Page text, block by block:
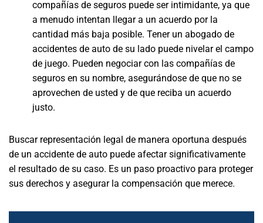
compañías de seguros puede ser intimidante, ya que
a menudo intentan llegar a un acuerdo por la
cantidad más baja posible. Tener un abogado de
accidentes de auto de su lado puede nivelar el campo
de juego. Pueden negociar con las compañías de
seguros en su nombre, asegurándose de que no se
aprovechen de usted y de que reciba un acuerdo
justo.
Buscar representación legal de manera oportuna después
de un accidente de auto puede afectar significativamente
el resultado de su caso. Es un paso proactivo para proteger
sus derechos y asegurar la compensación que merece.